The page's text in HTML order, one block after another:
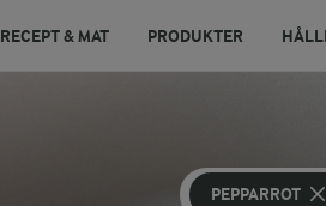
RECEPT & MAT PRODUKTER
PEPPARROT